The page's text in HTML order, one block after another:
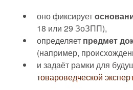
оно фиксирует
18 или 29 ЗоЗПП),
определяет предмет
(например,
и задаёт рамки для
товароведческой